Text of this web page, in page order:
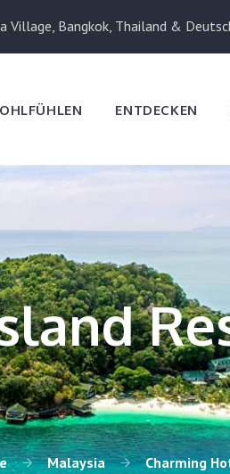
Village, Bangkok, Thailand &
ENTDECKEN
Malaysia
Charming